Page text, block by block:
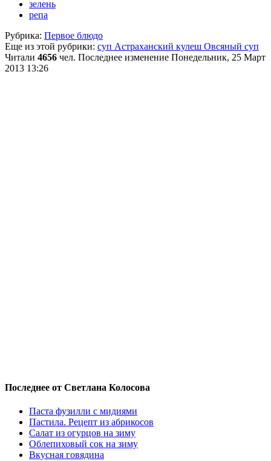
зелень
репа
Рубрика: Первое блюдо
Еще из этой рубрики: суп Астраханский кулеш Овсяный суп
Читали 4656 чел. Последнее изменение Понедельник, 25 Март
2013 13:26
Последнее от Светлана Колосова
Паста фузилли с мидиями
Пастила. Рецепт из абрикосов
Салат из огурцов на зиму
Облепиховый сок на зиму
Вкусная говядина